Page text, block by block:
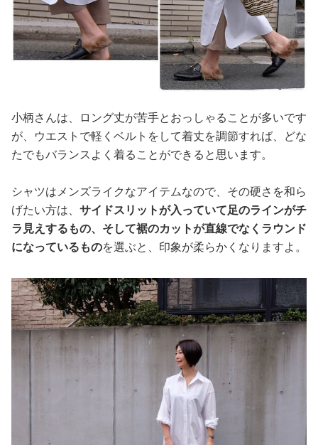
小柄さんは、ロング丈が苦手とおっしゃることが多いです
が、ウエストで軽くベルトをして着丈を調節すれば、どな
たでもバランスよく着ることができると思います。
シャツはメンズライクなアイテムなので、その硬さを和ら
げたい方は、 サイドスリットが入っていて足のラインがチ
ラ見えするもの、そして裾のカットが直線でなくラウンド
になっているものを選ぶと、印象が柔らかくなりますよ。